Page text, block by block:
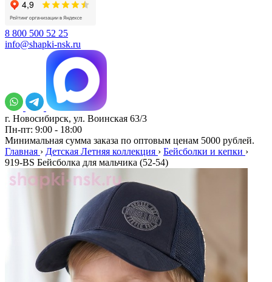
8 800 500 52 25
info@shapki-nsk.ru
г. Новосибирск, ул. Воинская 63/3
Пн-пт: 9:00 - 18:00
Минимальная сумма заказа по оптовым ценам 5000 рублей.
Главная › Детская Летняя коллекция › Бейсболки и кепки ›
919-BS Бейсболка для мальчика (52-54)